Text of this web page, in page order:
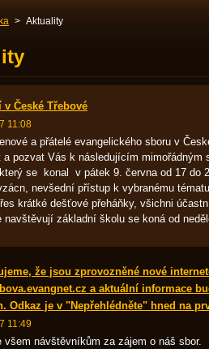
> Aktuality
v České Třebové
11:08
a přátelé evangelického sboru v
a pozvat Vás k následujícím
se konal v pátek 9. června od 17 do
nevšední přístup k vybranému
krátké dešťové přeháňky, všichni
navštěvují základní školu se koná od
že jsou zprovozněné nové
a aktuální informace
Odkaz je v "Nepřehlédněte" hned na
11:49
všem návštěvníkům za zájem o náš sbor.